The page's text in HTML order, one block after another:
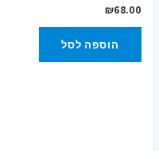
₪68.00
הוספה לסל